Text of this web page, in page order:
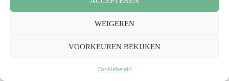
WEIGEREN
VOORKEUREN BEKIJKEN
Cookiebeleid